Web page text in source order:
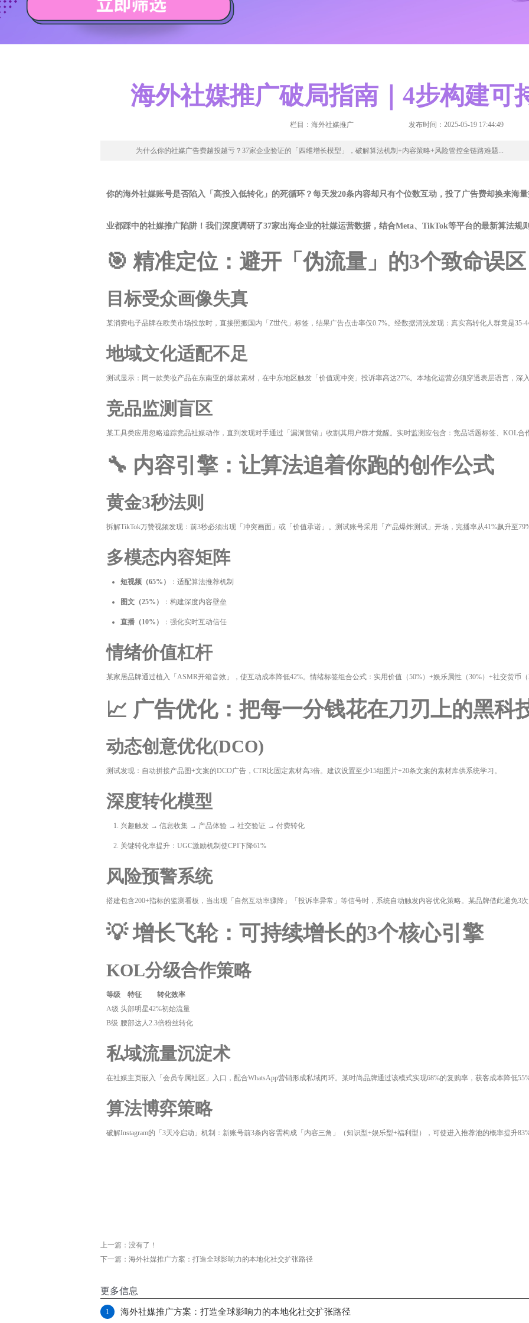
海外社媒推广破局指南｜4步构建可
栏目：海外社媒推广 发布时间：2025-05-19 17:44:49
为什么你的社媒广告费越投越亏？37家企业验证的「四维增长模型」，破解算法机制+内容策略+风险管控全链路难题...
你的海外社媒账号是否陷入「高投入低转化」的死循环？每天发20条内容却只有个位数互动，投了广告费却换来
业都踩中的社媒推广陷阱！我们深度调研了37家出海企业的社媒运营数据，结合Meta、TikTok等平台的最新算法规
🎯 精准定位：避开「伪流量」的3个致命误区
目标受众画像失真
某消费电子品牌在欧美市场投放时，直接照搬国内「Z世代」标签，结果广告点击率仅0.7%。经数据清洗发现：真实高转化人群竟是35-
地域文化适配不足
测试显示：同一款美妆产品在东南亚的爆款素材，在中东地区触发「价值观冲突」投诉率高达27%。本地化运营必须穿透表层语言，深
竞品监测盲区
某工具类应用忽略追踪竞品社媒动作，直到发现对手通过「漏洞营销」收割其用户群才觉醒。实时监测应包含：竞品话题标签、KOL合
🔧 内容引擎：让算法追着你跑的创作公式
黄金3秒法则
拆解TikTok万赞视频发现：前3秒必须出现「冲突画面」或「价值承诺」。测试账号采用「产品爆炸测试」开场，完播率从41%飙升至79%
多模态内容矩阵
短视频（65%） ：适配算法推荐机制
图文（25%） ：构建深度内容壁垒
直播（10%） ：强化实时互动信任
情绪价值杠杆
某家居品牌通过植入「ASMR开箱音效」，使互动成本降低42%。情绪标签组合公式：实用价值（50%）+娱乐属性（30%）+社交货币（
📈 广告优化：把每一分钱花在刀刃上的黑科
动态创意优化(DCO)
测试发现：自动拼接产品图+文案的DCO广告，CTR比固定素材高3倍。建议设置至少15组图片+20条文案的素材库供系统学习。
深度转化模型
兴趣触发 → 信息收集 → 产品体验 → 社交验证 → 付费转化
关键转化率提升：UGC激励机制使CPI下降61%
风险预警系统
搭建包含200+指标的监测看板，当出现「自然互动率骤降」「投诉率异常」等信号时，系统自动触发内容优化策略。某品牌借此避免3次
💡 增长飞轮：可持续增长的3个核心引擎
KOL分级合作策略
等级 特征
转化效率
A级 头部明星42%初始流量
B级 腰部达人2.3倍粉丝转化
私域流量沉淀术
在社媒主页嵌入「会员专属社区」入口，配合WhatsApp营销形成私域闭环。某时尚品牌通过该模式实现68%的复购率，获客成本降低55%
算法博弈策略
破解Instagram的「3天冷启动」机制：新账号前3条内容需构成「内容三角」（知识型+娱乐型+福利型），可使进入推荐池的概率提升83%
上一篇：没有了！
下一篇： 海外社媒推广方案：打造全球影响力的本地化社交扩张路径
更多信息
1 海外社媒推广方案：打造全球影响力的本地化社交扩张路径